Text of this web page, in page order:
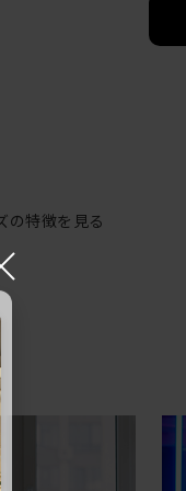
の特徴を見る